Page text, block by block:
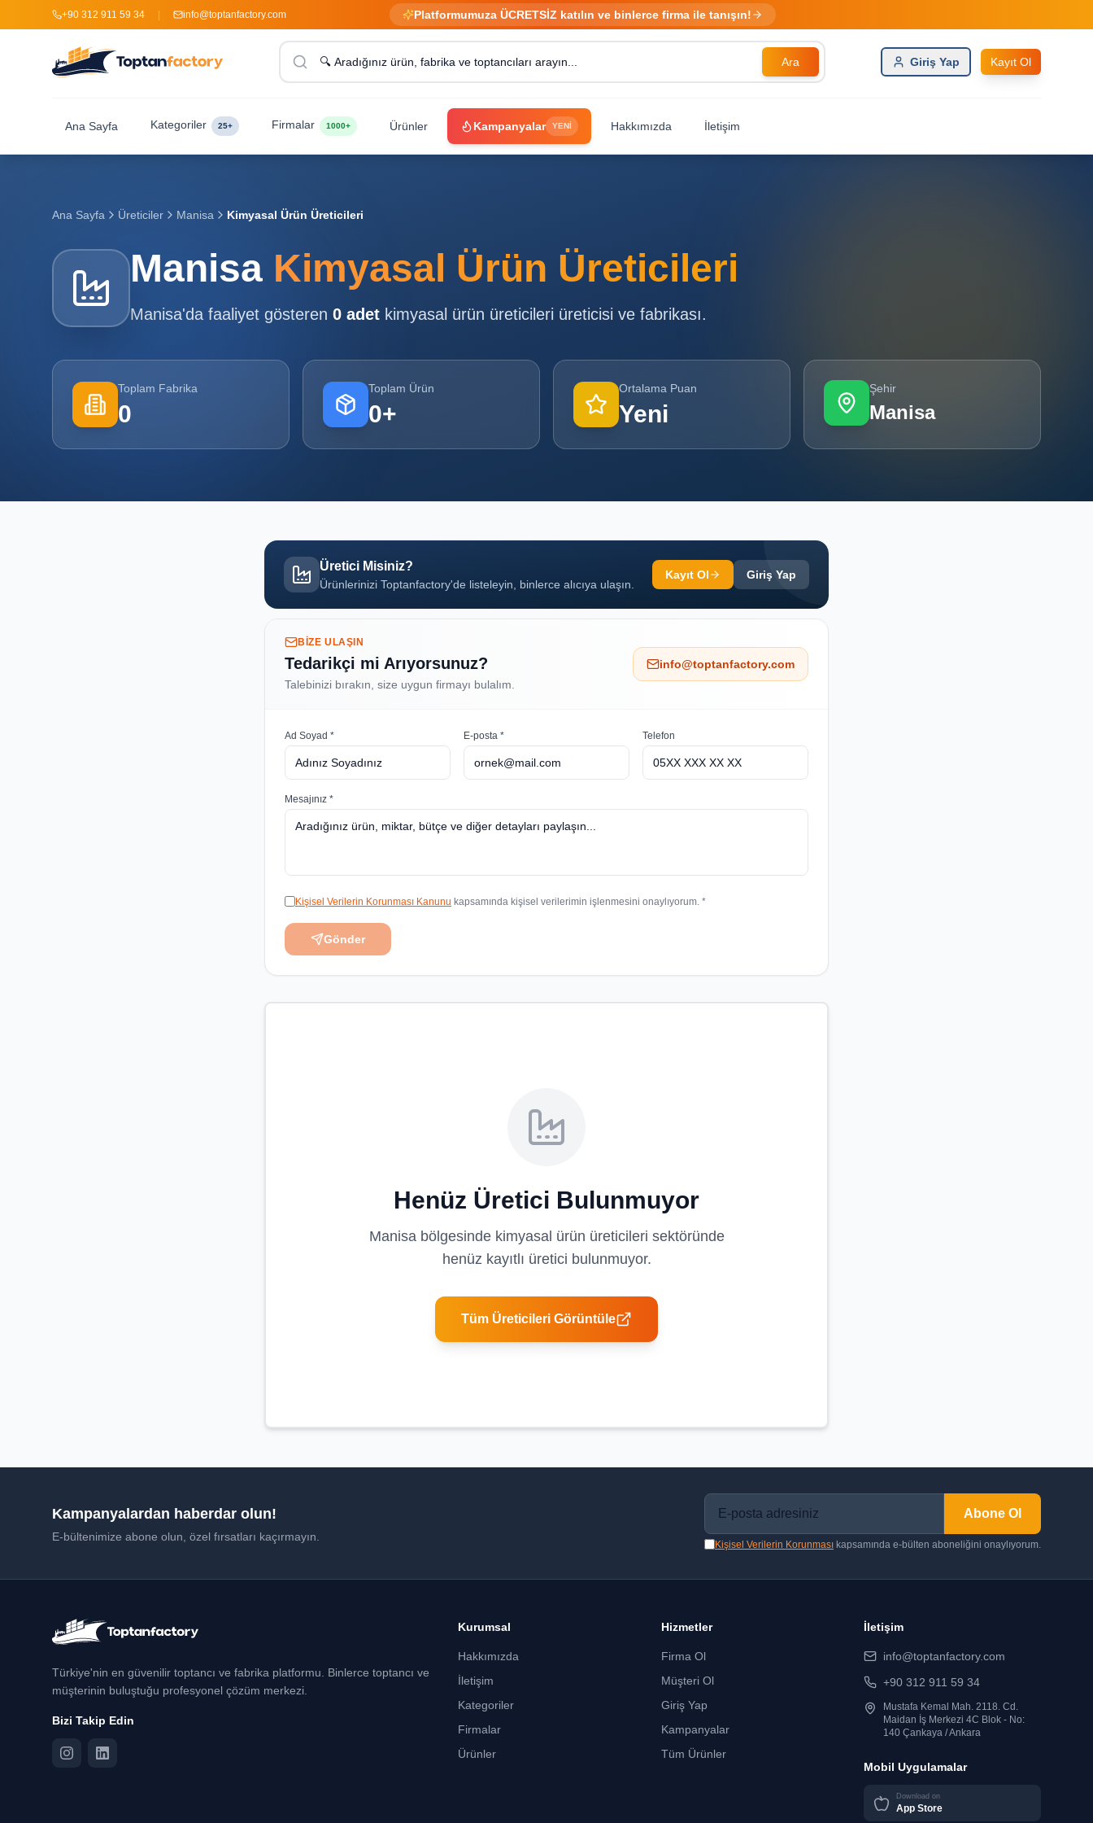
+90 312 911 59 34 info@toptanfactory.com Platformumuza ÜCRETSİZ katılın ve binlerce firma ile tanışın!
Ara Giriş Yap Kayıt Ol
Ana Sayfa Kategoriler 25+ Firmalar 1000+ Ürünler Kampanyalar YENİ Hakkımızda İletişim
Ana Sayfa Üreticiler Manisa Kimyasal Ürün Üreticileri
Manisa Kimyasal Ürün Üreticileri
Manisa'da faaliyet gösteren 0 adet kimyasal ürün üreticileri üreticisi ve fabrikası.
Toplam Fabrika
0
Toplam Ürün
0+
Ortalama Puan
Yeni
Şehir
Manisa
Üretici Misiniz?
Ürünlerinizi Toptanfactory'de listeleyin, binlerce alıcıya ulaşın.
Kayıt Ol Giriş Yap
BIZE ULAŞIN
Tedarikçi mi Arıyorsunuz?
Talebinizi bırakın, size uygun firmayı bulalım.
info@toptanfactory.com
Ad Soyad * E-posta * Telefon
Mesajınız *
Kişisel Verilerin Korunması Kanunu kapsamında kişisel verilerimin işlenmesini onaylıyorum. *
Gönder
Henüz Üretici Bulunmuyor
Manisabölgesinde kimyasal ürün üreticileri sektöründe
henüz kayıtlı üretici bulunmuyor.
Tüm Üreticileri Görüntüle
Kampanyalardan haberdar olun!
E-bültenimize abone olun, özel fırsatları kaçırmayın.
Abone Ol
Kişisel Verilerin Korunması kapsamında e-bülten aboneliğini onaylıyorum.
Türkiye'nin en güvenilir toptancı ve fabrika platformu. Binlerce toptancı ve
müşterinin buluştuğu profesyonel çözüm merkezi.
Bizi Takip Edin
Kurumsal
Hakkımızda
İletişim
Kategoriler
Firmalar
Ürünler
Hizmetler
Firma Ol
Müşteri Ol
Giriş Yap
Kampanyalar
Tüm Ürünler
İletişim
info@toptanfactory.com
+90 312 911 59 34
Mustafa Kemal Mah. 2118. Cd.
Maidan İş Merkezi 4C Blok - No:
140 Çankaya / Ankara
Mobil Uygulamalar
Download on
App Store